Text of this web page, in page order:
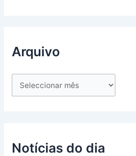
Arquivo
Notícias do dia